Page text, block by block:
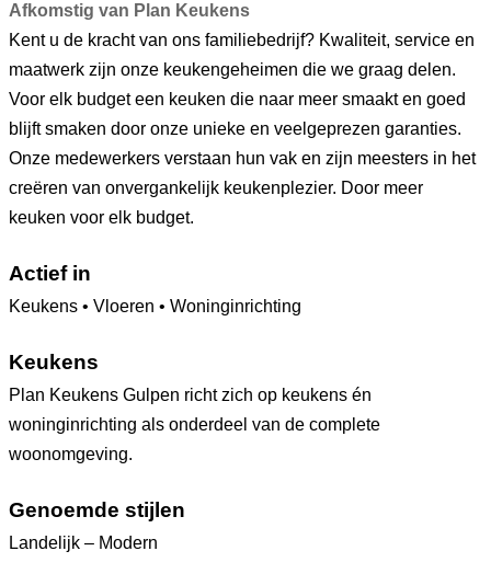
Afkomstig van Plan Keukens
Kent u de kracht van ons familiebedrijf? Kwaliteit, service en
maatwerk zijn onze keukengeheimen die we graag delen.
Voor elk budget een keuken die naar meer smaakt en goed
blijft smaken door onze unieke en veelgeprezen garanties.
Onze medewerkers verstaan hun vak en zijn meesters in het
creëren van onvergankelijk keukenplezier. Door meer
keuken voor elk budget.
Actief in
Keukens • Vloeren • Woninginrichting
Keukens
Plan Keukens Gulpen richt zich op keukens én
woninginrichting als onderdeel van de complete
woonomgeving.
Genoemde stijlen
Landelijk – Modern